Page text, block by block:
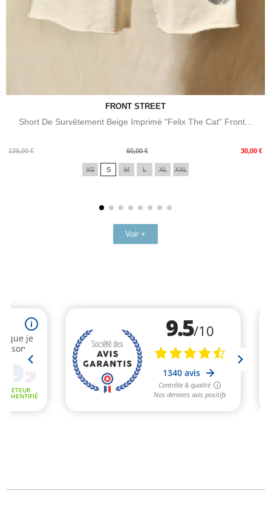
FRONT STREET
Short De Survêtement Beige Imprimé "Felix The Cat" Front...
139,00 €
Prix
60,00 € 30,00 €
Prix
XS S M L XL XXL
Voir +